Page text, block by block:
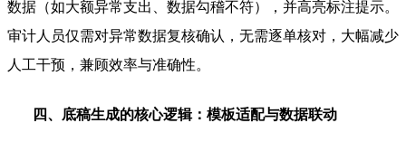
数据（如大额异常支出、数据勾稽不符），并高亮标注提示。
审计人员仅需对异常数据复核确认，无需逐单核对，大幅减少
人工干预，兼顾效率与准确性。
四、底稿生成的核心逻辑：模板适配与数据联动